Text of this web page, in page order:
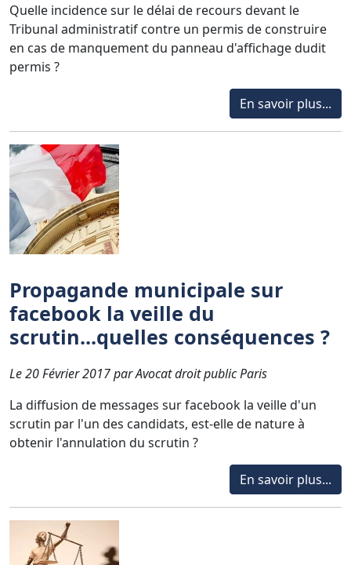
Quelle incidence sur le délai de recours devant le
Tribunal administratif contre un permis de construire
en cas de manquement du panneau d'affichage dudit
permis ?
En savoir plus...
Propagande municipale sur
facebook la veille du
scrutin...quelles conséquences ?
Le 20 Février 2017 par Avocat droit public Paris
La diffusion de messages sur facebook la veille d'un
scrutin par l'un des candidats, est-elle de nature à
obtenir l'annulation du scrutin ?
En savoir plus...